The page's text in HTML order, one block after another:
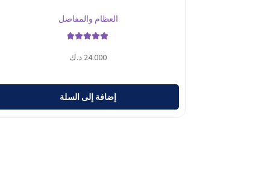
العظام والمفاصل
5.00من 524.000 د.ك
إضافة إلى السلة